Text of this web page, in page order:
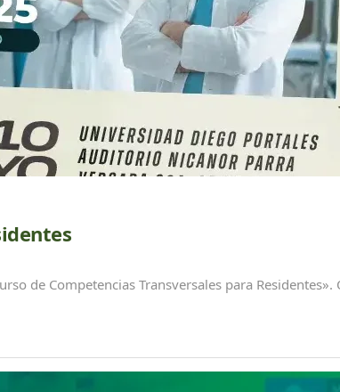
de Competencias Transversales para Residentes».